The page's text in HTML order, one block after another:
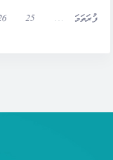
ފުރަތަމަ …
25